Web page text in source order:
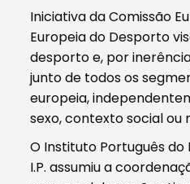
Iniciativa da Comissão
Europeia do Desporto
desporto e, por
junto de todos os
europeia,
sexo, contexto social ou
O Instituto Português
I.P. assumiu a